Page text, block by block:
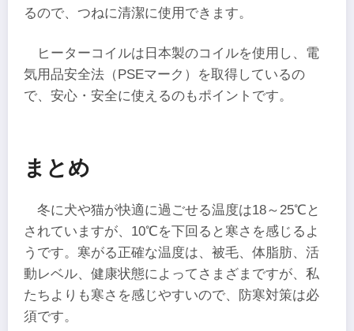
るので、つねに清潔に使用できます。
ヒーターコイルは日本製のコイルを使用し、電
気用品安全法（PSEマーク）を取得しているの
で、安心・安全に使えるのもポイントです。
まとめ
冬に犬や猫が快適に過ごせる温度は18～25℃と
されていますが、10℃を下回ると寒さを感じるよ
うです。寒がる正確な温度は、被毛、体脂肪、活
動レベル、健康状態によってさまざまですが、私
たちよりも寒さを感じやすいので、防寒対策は必
須です。